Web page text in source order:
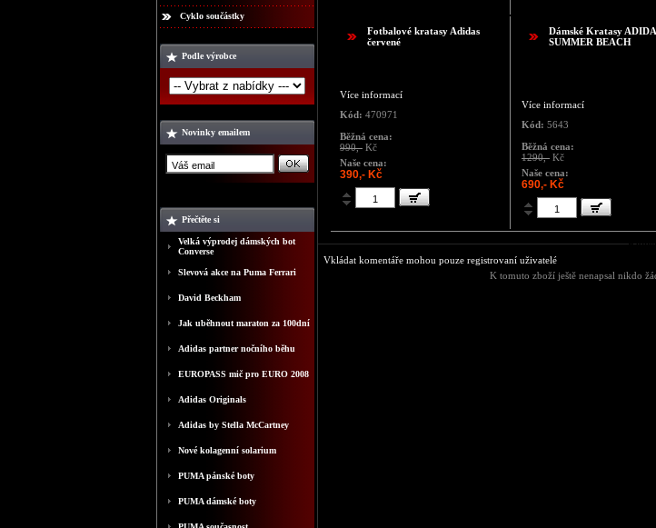
Cyklo součástky
Podle výrobce
Novinky emailem
Přečtěte si
Velká výprodej dámských bot
Converse
Slevová akce na Puma Ferrari
David Beckham
Jak uběhnout maraton za 100dní
Adidas partner nočního běhu
EUROPASS mič pro EURO 2008
Adidas Originals
Adidas by Stella McCartney
Nové kolagenní solarium
PUMA pánské boty
PUMA dámské boty
Fotbalové kratasy Adidas
červené
Více informací
Kód: 470971
Běžná cena:
990,- Kč
Naše cena:
390,- Kč
Dámské Kratasy
SUMMER BEACH
Více informací
Kód: 5643
Běžná cena:
1290,- Kč
Naše cena:
690,- Kč
Vkládat komentáře mohou pouze registrovaní uživatelé
K tomuto zboží ještě nenapsal nikdo